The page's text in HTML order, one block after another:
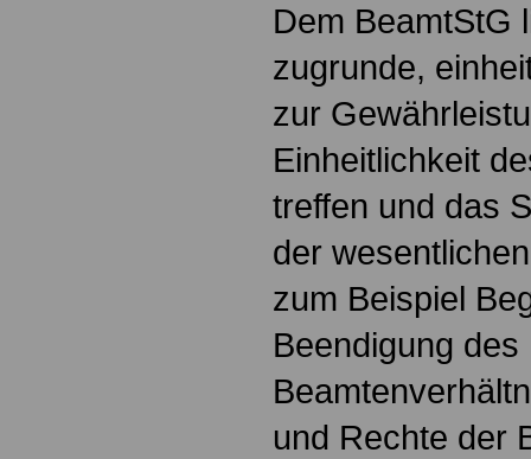
Dem BeamtStG
zugrunde,
zur
Einheitlichkeit
treffen und das
der
zum Beispiel
Beendigung des
und Rechte der